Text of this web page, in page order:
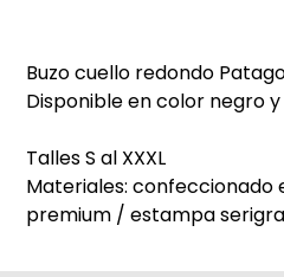
Buzo cuello redondo
Disponible en color negro
Talles S al XXXL
Materiales: confeccionado
premium / estampa